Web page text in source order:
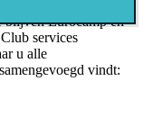
voor u
blijven Eurocamp en
services
u alle
vindt: